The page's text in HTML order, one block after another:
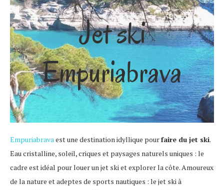
Jet ski
Empuriabrava
Empuriabravaest une destination idyllique pourfaire du jet ski.
Eau cristalline, soleil, criques et paysages naturels uniques : le
cadre est idéal pour louer un jet ski et explorer la côte. Amoureux
de la nature et adeptes de sports nautiques : le jet ski à